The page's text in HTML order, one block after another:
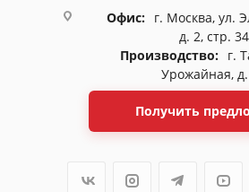
Офис:
г. Москва, ул.
д. 2, стр. 34
Производство:
г.
Урожайная,
Получить